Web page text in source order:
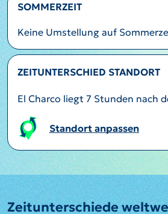
SOMMERZEIT
Keine Umstellung auf
ZEITUNTERSCHIED STANDORT
El Charco liegt 7 Stunden nach
Standort anpassen
Zeitunterschiede